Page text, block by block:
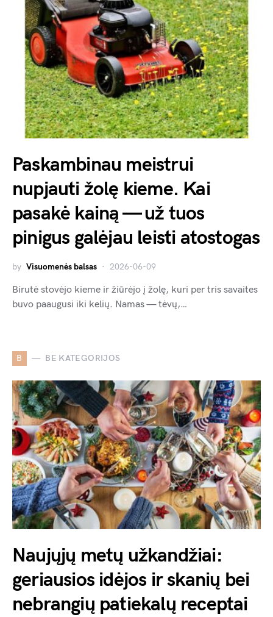
Paskambinau meistrui
nupjauti žolę kieme. Kai
pasakė kainą — už tuos
pinigus galėjau leisti atostogas
by Visuomenės balsas 2026-06-09
Birutė stovėjo kieme ir žiūrėjo į žolę, kuri per tris savaites
buvo paaugusi iki kelių. Namas — tėvų,…
B BE KATEGORIJOS
Naujųjų metų užkandžiai:
geriausios idėjos ir skanių bei
nebrangių patiekalų receptai